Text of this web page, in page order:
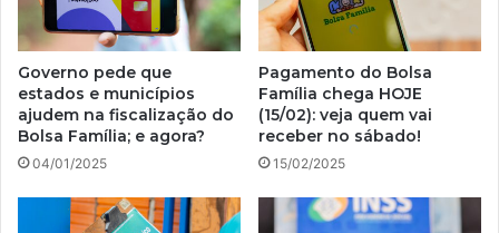
Governo pede que
estados e municípios
ajudem na fiscalização do
Bolsa Família; e agora?
04/01/2025
Pagamento do Bolsa
Família chega HOJE
(15/02): veja quem vai
receber no sábado!
15/02/2025